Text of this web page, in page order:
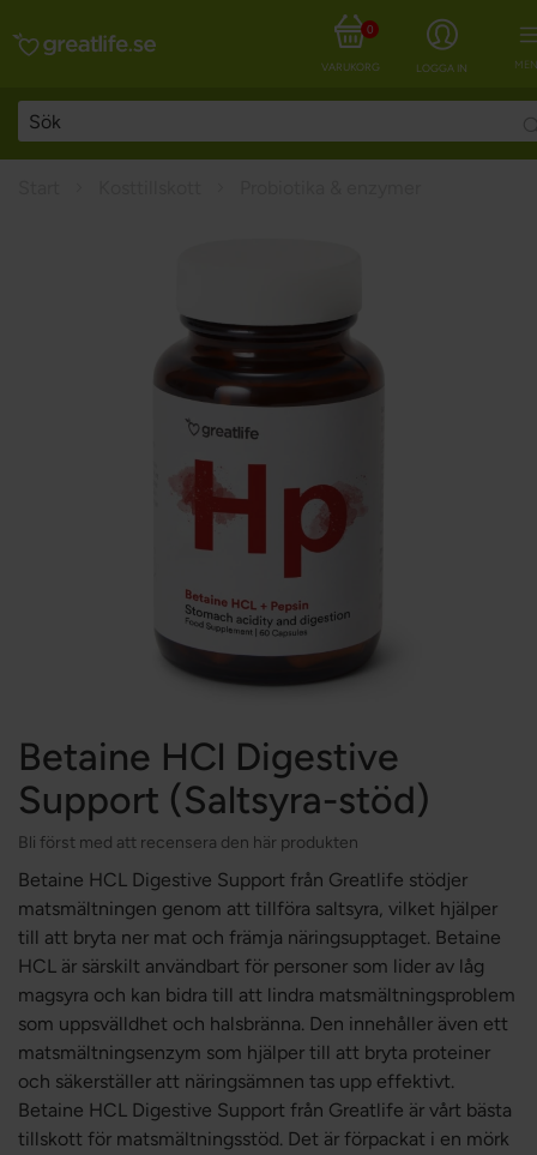
LOGGA IN
VARUKORG
0
Betaine HCl Digestive
Support (Saltsyra-stöd)
Bli först med att recensera den här produkten
Betaine HCL Digestive Support från Greatlife stödjer
matsmältningen genom att tillföra saltsyra, vilket hjälper
till att bryta ner mat och främja näringsupptaget. Betaine
HCL är särskilt användbart för personer som lider av låg
magsyra och kan bidra till att lindra matsmältningsproblem
som uppsvälldhet och halsbränna. Den innehåller även ett
matsmältningsenzym som hjälper till att bryta proteiner
och säkerställer att näringsämnen tas upp effektivt.
Betaine HCL Digestive Support från Greatlife är vårt bästa
tillskott för matsmältningsstöd. Det är förpackat i en mörk